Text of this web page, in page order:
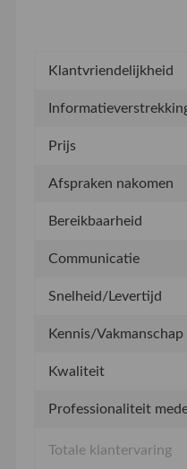
Klantvriendelijkheid
Prijs
Afspraken nakomen
Bereikbaarheid
Communicatie
Snelheid/Levertijd
Kennis/Vakmanschap
Kwaliteit
Professionaliteit
Totale klantervaring